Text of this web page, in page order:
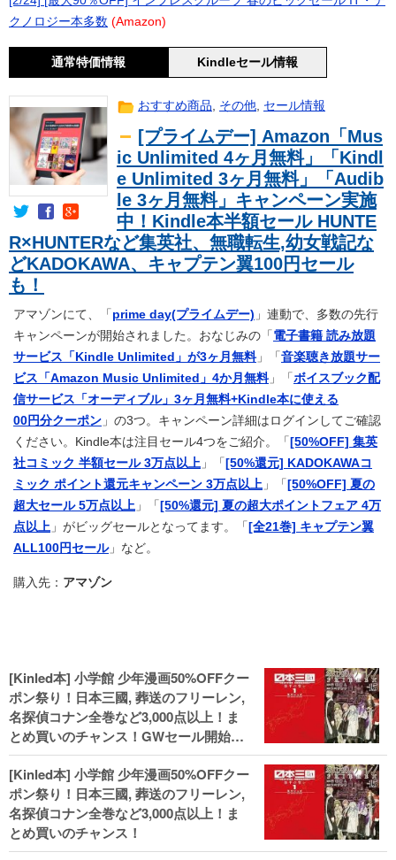
クノロジー本多数 (Amazon)
通常特価情報 Kindleセール情報
おすすめ商品, その他, セール情報
[プライムデー] Amazon「Mus
ic Unlimited 4ヶ月無料」「Kindl
e Unlimited 3ヶ月無料」「Audib
le 3ヶ月無料」キャンペーン実施
中！Kindle本半額セール HUNTE
R×HUNTERなど集英社、無職転生,幼女戦記な
どKADOKAWA、キャプテン翼100円セール
も！
アマゾンにて、「 prime day(プライムデー) 」連動で、多数の先行
キャンペーンが開始されました。おなじみの「 電子書籍 読み放題
サービス「Kindle Unlimited」が3ヶ月無料」「 音楽聴き放題サー
ビス「Amazon Music Unlimited」4か月無料」「 ボイスブック配
信サービス「オーディブル」3ヶ月無料+Kindle本に使える
00円分クーポン 」の3つ。キャンペーン詳細はログインしてご確認
ください。Kindle本は注目セール4つをご紹介。「 [50%OFF] 集英
社コミック 半額セール 3万点以上 」「 [50%還元] KADOKAWAコ
ミック ポイント還元キャンペーン 3万点以上 」「 [50%OFF] 夏の
超大セール 5万点以上 」「 [50%還元] 夏の超大ポイントフェア 4万
点以上 」がビッグセールとなってます。「 [全21巻] キャプテン翼
ALL100円セール」など。
購入先： アマゾン
[Kinled本] 小学館 少年漫画50%OFFクー
ポン祭り！日本三國, 葬送のフリーレン,
名探偵コナン全巻など3,000点以上！ま
とめ買いのチャンス！GWセール開始！
人気コミック多数 カドカワ祭やIT関連本
がセールに！
[Kinled本] 小学館 少年漫画50%OFFクー
ポン祭り！日本三國, 葬送のフリーレン,
名探偵コナン全巻など3,000点以上！ま
とめ買いのチャンス！